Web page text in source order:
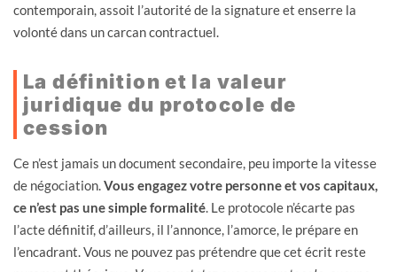
contemporain, assoit l’autorité de la signature et enserre la
volonté dans un carcan contractuel.
La définition et la valeur
juridique du protocole de
cession
Ce n’est jamais un document secondaire, peu importe la vitesse
de négociation.Vous engagez votre personne et vos capitaux,
ce n’est pas une simple formalité. Le protocole n’écarte pas
l’acte définitif, d’ailleurs, il l’annonce, l’amorce, le prépare en
l’encadrant. Vous ne pouvez pas prétendre que cet écrit reste